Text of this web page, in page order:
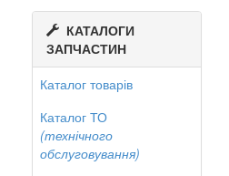
КАТАЛОГИ
ЗАПЧАСТИН
Каталог товарів
Каталог ТО
(технічного
обслуговування)